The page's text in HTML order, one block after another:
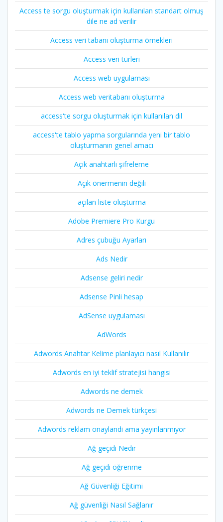
Access te sorgu oluşturmak için kullanılan standart olmuş
dile ne ad verilir
Access veri tabanı oluşturma örnekleri
Access veri türleri
Access web uygulaması
Access web veritabanı oluşturma
access'te sorgu oluşturmak için kullanılan dil
access'te tablo yapma sorgularında yeni bir tablo
oluşturmanın genel amacı
Açık anahtarlı şifreleme
Açık önermenin değili
açılan liste oluşturma
Adobe Premiere Pro Kurgu
Adres çubuğu Ayarları
Ads Nedir
Adsense geliri nedir
Adsense Pinli hesap
AdSense uygulaması
AdWords
Adwords Anahtar Kelime planlayıcı nasıl Kullanılır
Adwords en iyi teklif stratejisi hangisi
Adwords ne demek
Adwords ne Demek türkçesi
Adwords reklam onaylandi ama yayınlanmıyor
Ağ geçidi Nedir
Ağ geçidi öğrenme
Ağ Güvenliği Eğitimi
Ağ güvenliği Nasıl Sağlanır